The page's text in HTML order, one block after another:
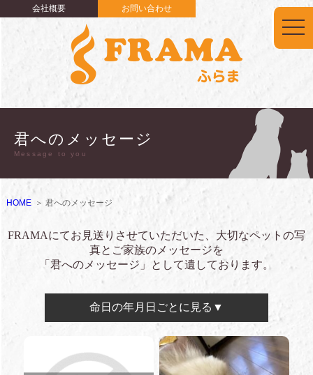
会社概要 お問い合わせ
君へのメッセージ
Message to you
HOME 君へのメッセージ
FRAMAにてお見送りさせていただいた、大切なペットの写
真とご家族のメッセージを
「君へのメッセージ」として遺しております。
命日の年月日ごとに見る▼